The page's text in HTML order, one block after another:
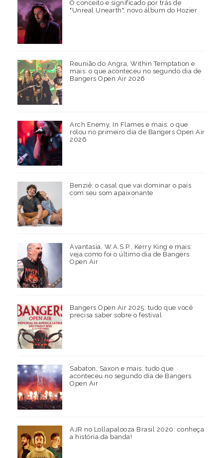
O conceito e significado por trás de
"Unreal Unearth", novo álbum do Hozier
Reunião do Angra, Within Temptation e
mais: o que aconteceu no segundo dia de
Bangers Open Air 2026
Arch Enemy, In Flames e mais: o que
rolou no primeiro dia de Bangers Open Air
2026
Benziê: o casal que vai dominar o país
com seu som apaixonante
Avantasia, W.A.S.P., Kerry King e mais:
veja como foi o último dia de Bangers
Open Air
Bangers Open Air 2025: tudo que você
precisa saber sobre o festival
Sabaton, Saxon e mais: tudo que
aconteceu no segundo dia de Bangers
Open Air
AJR no Lollapalooza Brasil 2020: conheça
a história da banda!